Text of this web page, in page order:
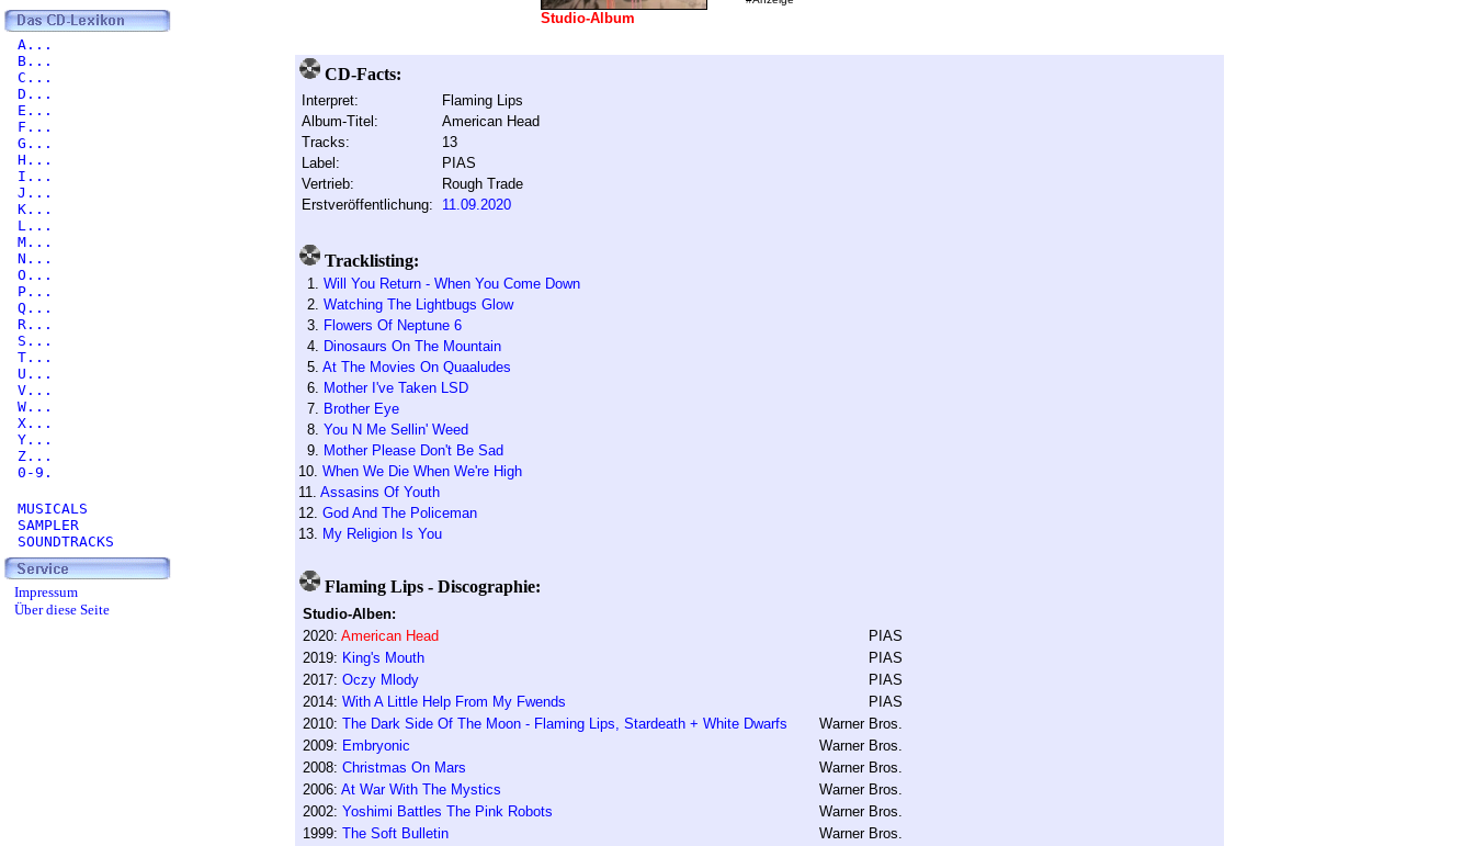
Studio-Album
CD-Facts:
Interpret:
Flaming Lips
Album-Titel:
American Head
Tracks:
13
Label:
PIAS
Vertrieb:
Rough Trade
Erstveröffentlichung:
11.09.2020
Tracklisting:
1. Will You Return - When You Come Down
2. Watching The Lightbugs Glow
3. Flowers Of Neptune 6
4. Dinosaurs On The Mountain
5. At The Movies On Quaaludes
6. Mother I've Taken LSD
7. Brother Eye
8. You N Me Sellin' Weed
9. Mother Please Don't Be Sad
10. When We Die When We're High
11. Assasins Of Youth
12. God And The Policeman
13. My Religion Is You
Flaming Lips - Discographie:
Studio-Alben:
2020: American Head
PIAS
2019: King's Mouth
PIAS
2017: Oczy Mlody
PIAS
2014: With A Little Help From My Fwends
PIAS
2010: The Dark Side Of The Moon - Flaming Lips, Stardeath + White Dwarfs
Warner Bros.
2009: Embryonic
Warner Bros.
2008: Christmas On Mars
Warner Bros.
2006: At War With The Mystics
Warner Bros.
2002: Yoshimi Battles The Pink Robots
Warner Bros.
1999: The Soft Bulletin Warner Bros.
A...
B...
C...
D...
E...
F...
G...
H...
I...
J...
K...
L...
M...
N...
O...
P...
Q...
R...
S...
T...
U...
V...
W...
X...
Y...
Z...
0-9.
MUSICALS
SAMPLER
SOUNDTRACKS
Impressum
Über diese Seite